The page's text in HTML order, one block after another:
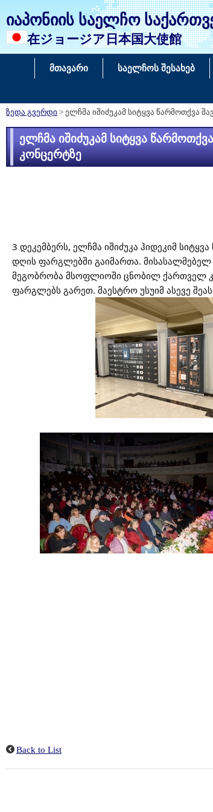
იაპონიის საელჩო
在ジョージア日本国大使館
მთავარი საელჩოს შესახებ
ზედა გვერდი > ელჩმა იშიძუკამ სიტყვა წარმოთქვა
ელჩმა იშიძუკამ სიტყვა
კონცერტზე
3 დეკემბერს, ელჩმა იშიძუკა ჰიდეკიმ
დღის ფარგლებში გაიმართა. მისასალმებელ
მეგობრობა მსოფლიოში ცნობილ ქართველ
ფარგლებს გარეთ. მაესტრო უსუიმ ასევე
Back to List